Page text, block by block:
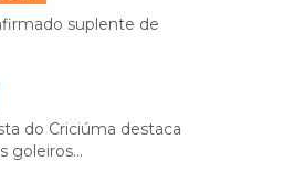
suplente de
do Criciúma destaca
goleiros...